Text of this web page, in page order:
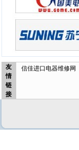
友
情
链
接
信佳进口电器维修网